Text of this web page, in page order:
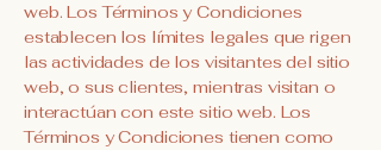
web. Los Términos y Condiciones
establecen los límites legales que rigen
las actividades de los visitantes del sitio
web, o sus clientes, mientras visitan o
interactúan con este sitio web. Los
Términos y Condiciones tienen como